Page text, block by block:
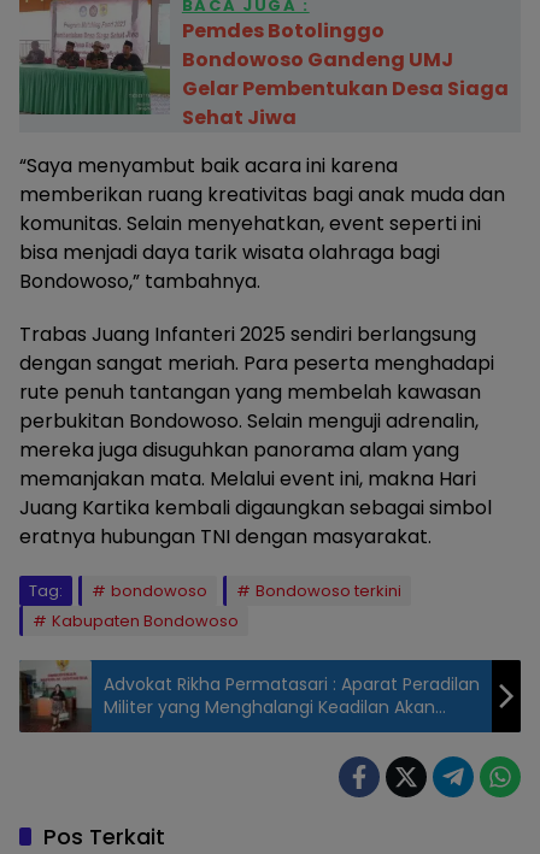
BACA JUGA :
Pemdes Botolinggo
Bondowoso Gandeng UMJ
Gelar Pembentukan Desa Siaga
Sehat Jiwa
“Saya menyambut baik acara ini karena
memberikan ruang kreativitas bagi anak muda dan
komunitas. Selain menyehatkan, event seperti ini
bisa menjadi daya tarik wisata olahraga bagi
Bondowoso,” tambahnya.
Trabas Juang Infanteri 2025 sendiri berlangsung
dengan sangat meriah. Para peserta menghadapi
rute penuh tantangan yang membelah kawasan
perbukitan Bondowoso. Selain menguji adrenalin,
mereka juga disuguhkan panorama alam yang
memanjakan mata. Melalui event ini, makna Hari
Juang Kartika kembali digaungkan sebagai simbol
eratnya hubungan TNI dengan masyarakat.
Tag: bondowoso
Bondowoso terkini
Kabupaten Bondowoso
Advokat Rikha Permatasari : Aparat Peradilan
Militer yang Menghalangi Keadilan Akan
Digugat
Pos Terkait